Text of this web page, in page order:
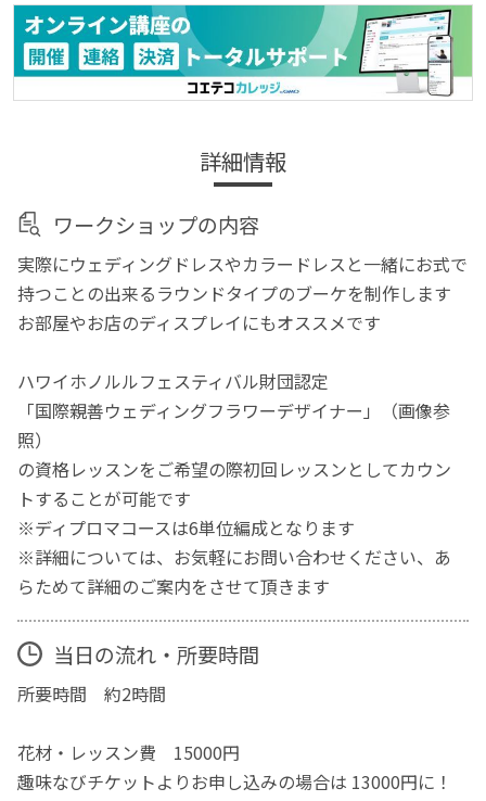
詳細情報
ワークショップの内容
実際にウェディングドレスやカラードレスと一緒にお式で
持つことの出来るラウンドタイプのブーケを制作します
お部屋やお店のディスプレイにもオススメです
ハワイホノルルフェスティバル財団認定
「国際親善ウェディングフラワーデザイナー」（画像参
照）
の資格レッスンをご希望の際初回レッスンとしてカウン
トすることが可能です
※ディプロマコースは6単位編成となります
※詳細については、お気軽にお問い合わせください、あ
らためて詳細のご案内をさせて頂きます
当日の流れ・所要時間
所要時間 約2時間
花材・レッスン費 15000円
趣味なびチケットよりお申し込みの場合は 13000円に！